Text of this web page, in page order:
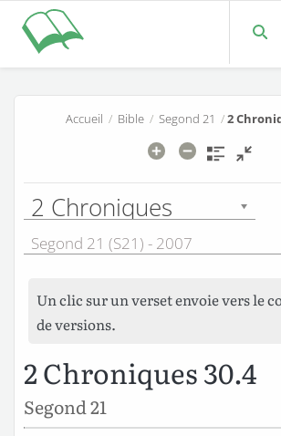
Accueil / Bible /Segond 21 /2
2 Chroniques
Segond 21 (S21) - 2007
Un clic sur un verset envoie vers le
de versions.
2 Chroniques 30.4
Segond 21